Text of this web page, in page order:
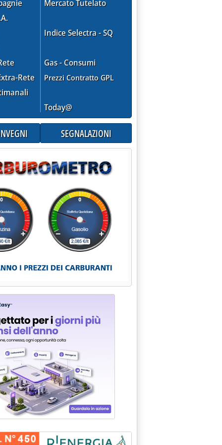
Rete
Mercato Tutelato
Indice Selectra - SQ
Gas - Consumi
Prezzi Contratto GPL
Today@
SEGNALAZIONI